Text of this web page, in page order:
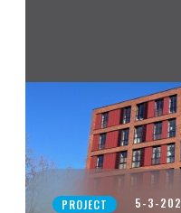
PROJECT 5-3-